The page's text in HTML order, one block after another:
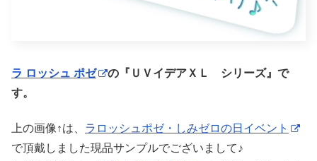
ラ ロッシュ ポゼ
の『ＵＶイデアＸＬ シリーズ』で
す。
上の画像↑は、 ラロッシュポゼ・しみゼロの日イベント
で頂戴しました現品サンプルでございまして♪